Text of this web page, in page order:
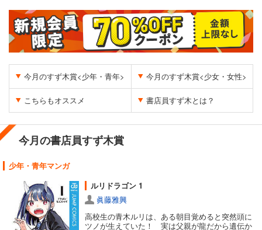
今月のすず木賞<少年・青年> 今月のすず木賞<少女・女性>
こちらもオススメ 書店員すず木とは？
今月の書店員すず木賞
少年・青年マンガ
ルリドラゴン 1
眞藤雅興
高校生の青木ルリは、ある朝目覚めると突然頭に
ツノが生えていた！ 実は父親が龍だから遺伝か